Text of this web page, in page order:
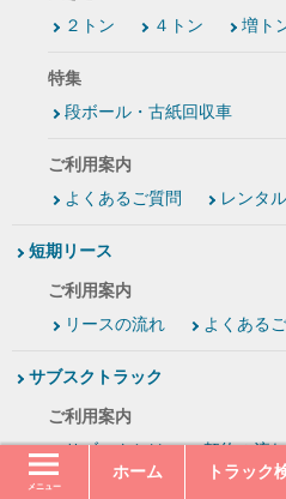
メニュー
ホーム トラック
２トン
４トン 増ト
特集
段ボール・古紙回収車
ご利用案内
よくあるご質問
レンタ
短期リース
ご利用案内
リースの流れ
よくある
サブスクトラック
ご利用案内
サブスクとは
契約の流れ
よくあるご質問